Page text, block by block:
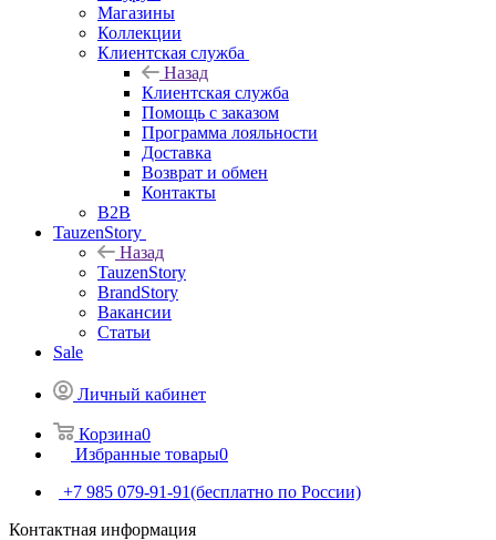
Магазины
Коллекции
Клиентская служба
Назад
Клиентская служба
Помощь с заказом
Программа лояльности
Доставка
Возврат и обмен
Контакты
B2B
TauzenStory
Назад
TauzenStory
BrandStory
Вакансии
Статьи
Sale
Личный кабинет
Корзина0
Избранные товары0
+7 985 079-91-91(бесплатно по России)
Контактная информация